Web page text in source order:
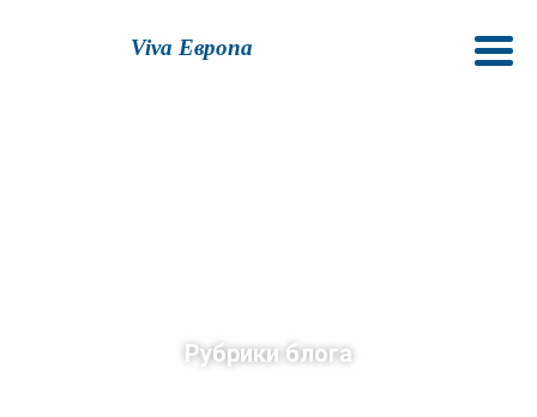
Viva Европа
Рубрики блога